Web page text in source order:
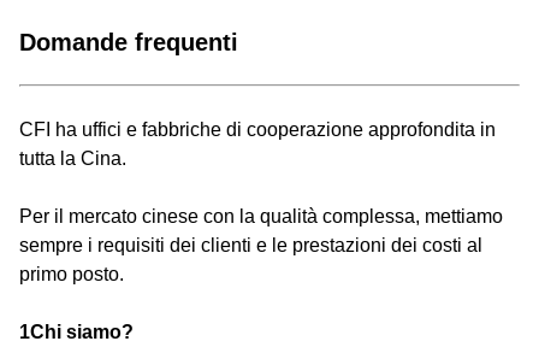
Domande frequenti
CFI ha uffici e fabbriche di cooperazione approfondita in
tutta la Cina.
Per il mercato cinese con la qualità complessa, mettiamo
sempre i requisiti dei clienti e le prestazioni dei costi al
primo posto.
1Chi siamo?